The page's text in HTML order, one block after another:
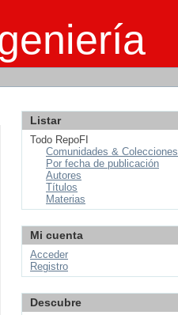
Listar
Todo RepoFI
Comunidades & Colecciones
Por fecha de publicación
Autores
Títulos
Materias
Mi cuenta
Acceder
Registro
Descubre